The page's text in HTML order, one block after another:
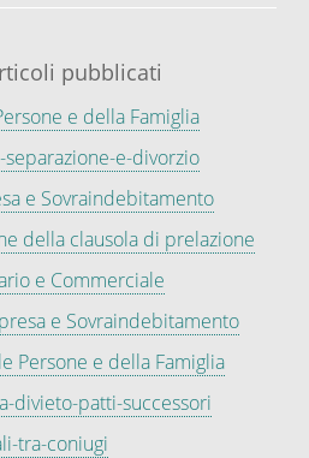
pubblicati
e della Famiglia
e-divorzio
e Sovraindebitamento
della clausola di prelazione
e Commerciale
e Sovraindebitamento
Persone e della Famiglia
divieto-patti-successori
tra-coniugi